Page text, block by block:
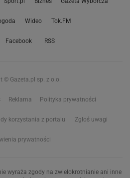
Wideo Tok.FM
Facebook RSS
© Gazeta.pl sp. z o.o.
Reklama Polityka prywatności
korzystania z portalu Zgłoś uwagi
prywatności
wyraża zgody na zwielokrotnianie ani inne